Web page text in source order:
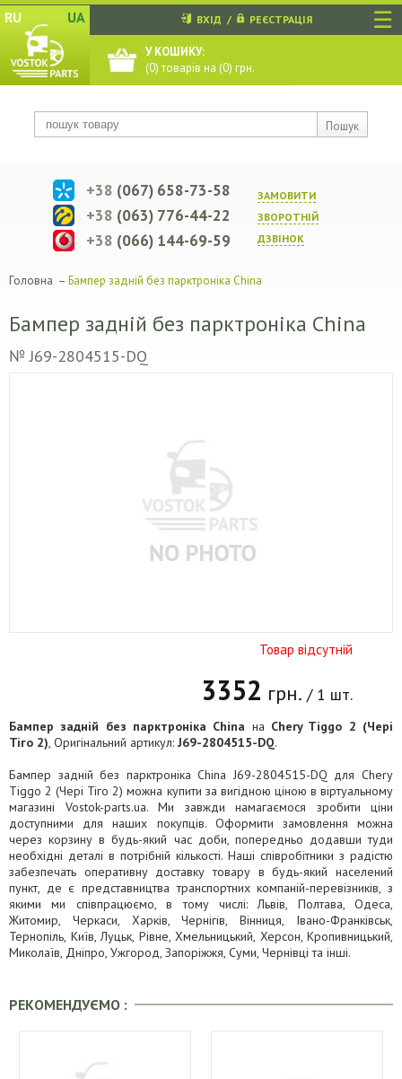
☰
RU UA
Пошук
ВХІД / РЕЄСТРАЦІЯ
У КОШИКУ:
(0) товарів на (0) грн.
ЗАМОВИТИ
ЗВОРОТНIЙ
ДЗВIНОК
+38 (067) 658-73-58
+38 (063) 776-44-22
+38 (066) 144-69-59
Головна – Бампер задній без парктроніка China
Бампер задній без парктроніка China
№ J69-2804515-DQ
Товар відсутній
3352 грн. / 1 шт.
Бампер задній без парктроніка China на Chery Tiggo 2 (Чері
Тіго 2), Оригінальний артикул: J69-2804515-DQ.
Бампер задній без парктроніка China J69-2804515-DQ для Chery
Tiggo 2 (Чері Тіго 2) можна купити за вигідною ціною в віртуальному
магазині Vostok-parts.ua. Ми завжди намагаємося зробити ціни
доступними для наших покупців. Оформити замовлення можна
через корзину в будь-який час доби, попередньо додавши туди
необхідні деталі в потрібній кількості. Наші співробітники з радістю
забезпечать оперативну доставку товару в будь-який населений
пункт, де є представництва транспортних компаній-перевізників, з
якими ми співпрацюємо, в тому числі: Львів, Полтава, Одеса,
Житомир, Черкаси, Харків, Чернігів, Вінниця, Івано-Франківськ,
Тернопіль, Київ, Луцьк, Рівне, Хмельницький, Херсон, Кропивницький,
Миколаїв, Дніпро, Ужгород, Запоріжжя, Суми, Чернівці та інші.
РЕКОМЕНДУЄМО :